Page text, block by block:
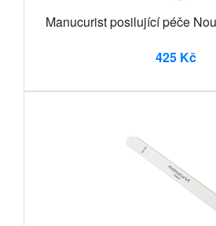
Manucurist posilující péče
425 Kč